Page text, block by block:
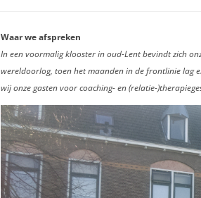
Waar we afspreken
In een voormalig klooster in oud-Lent bevindt zich
wereldoorlog, toen het maanden in de frontlinie lag
wij onze gasten voor coaching- en (relatie-